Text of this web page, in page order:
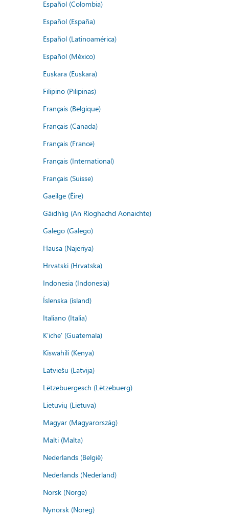
Español (Colombia)
Español (España)
Español (Latinoamérica)
Español (México)
Euskara (Euskara)
Filipino (Pilipinas)
Français (Belgique)
Français (Canada)
Français (France)
Français (International)
Français (Suisse)
Gaeilge (Éire)
Gàidhlig (An Rìoghachd Aonaichte)
Galego (Galego)
Hausa (Najeriya)
Hrvatski (Hrvatska)
Indonesia (Indonesia)
Íslenska (ísland)
Italiano (Italia)
K'iche' (Guatemala)
Kiswahili (Kenya)
Latviešu (Latvija)
Lëtzebuergesch (Lëtzebuerg)
Lietuvių (Lietuva)
Magyar (Magyarország)
Malti (Malta)
Nederlands (België)
Nederlands (Nederland)
Norsk (Norge)
Nynorsk (Noreg)